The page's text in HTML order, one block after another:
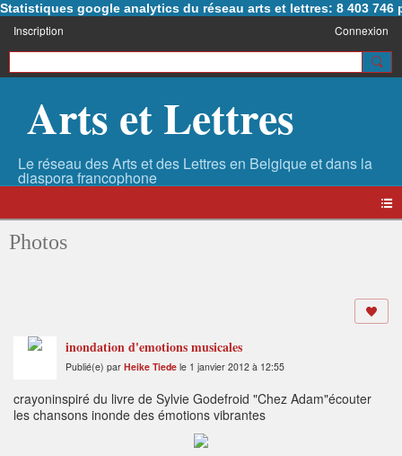
Statistiques google analytics du réseau arts et lettres: 8 403 746
Inscription Connexion
Arts et Lettres
Photos
inondation d'emotions musicales
Publié(e) par Heike Tiede le 1 janvier 2012 à 12:55
crayoninspiré du livre de Sylvie Godefroid "Chez Adam"écouter
les chansons inonde des émotions vibrantes